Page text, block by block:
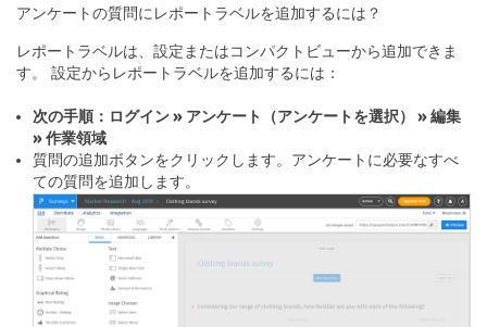
アンケートの質問にレポートラベルを追加するには？
レポートラベルは、設定またはコンパクトビューから追加できま
す。 設定からレポートラベルを追加するには：
次の手順：ログイン » アンケート（アンケートを選択） » 編集
» 作業領域
質問の追加ボタンをクリックします。アンケートに必要なすべ
ての質問を追加します。